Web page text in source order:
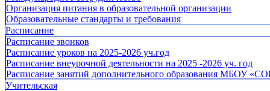
Организация питания в образовательной организации
Образовательные стандарты и требования
Расписание
Расписание звонков
Расписание уроков на 2025-2026 уч.год
Расписание внеурочной деятельности на 2025 -2026 уч. год
Расписание занятий дополнительного образования МБОУ
Учительская